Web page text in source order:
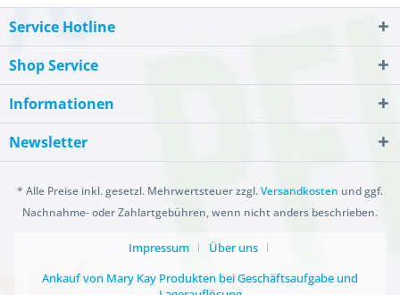
Service Hotline
Shop Service
Informationen
Newsletter
* Alle Preise inkl. gesetzl. Mehrwertsteuer zzgl.Versandkosten und ggf.
Nachnahme- oder Zahlartgebühren, wenn nicht anders beschrieben.
Impressum
Über uns
Ankauf von Mary Kay Produkten bei Geschäftsaufgabe und